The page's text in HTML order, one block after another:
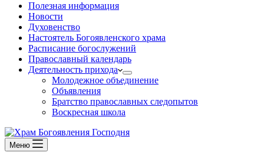
Полезная информация
Новости
Духовенство
Настоятель Богоявленского храма
Расписание богослужений
Православный календарь
Деятельность прихода
Молодежное объединение
Объявления
Братство православных следопытов
Воскресная школа
Меню